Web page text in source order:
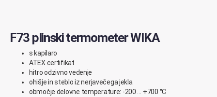
F73 plinski termometer WIKA
s kapilaro
ATEX certifikat
hitro odzivno vedenje
ohišje in steblo iz nerjavečega jekla
območje delovne temperature: -200 … +700 °C